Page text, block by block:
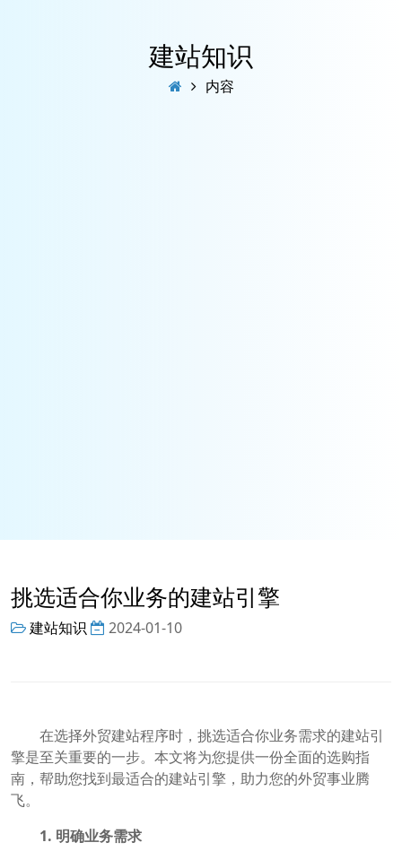
建站知识
内容
挑选适合你业务的建站引擎
建站知识 2024-01-10
在选择外贸建站程序时，挑选适合你业务需求的建站引
擎是至关重要的一步。本文将为您提供一份全面的选购指
南，帮助您找到最适合的建站引擎，助力您的外贸事业腾
飞。
1. 明确业务需求